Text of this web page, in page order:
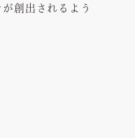
創出されるよう